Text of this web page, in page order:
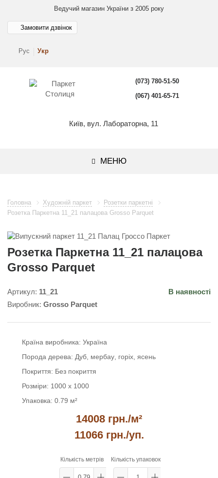
Ведучий магазин України з 2005 року
Рус Укр
Замовити дзвінок
(073) 780-51-50
(067) 401-65-71
Київ, вул. Лабораторна, 11
МЕНЮ
Головна Художній паркет
Розетки паркетні
Розетка Паркетна 11_21 палацова Grosso Parquet
Розетка Паркетна 11_21 палацова
Grosso Parquet
Артикул: 11_21
В наявності
Виробник: Grosso Parquet
Країна виробника: Україна
Порода дерева: Дуб мербау горіх ясень
Покриття: Без покриття
Розміри: 1000 х 1000
Упаковка: 0.79 м²
14008 грн./м²
11066 грн./уп.
Кількість метрів Кількість упаковок